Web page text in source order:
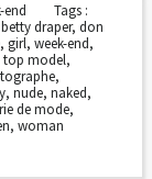
end
Tags :
betty draper, don
, girl, week-end,
top model,
,
, nude, naked,
de mode,
, woman